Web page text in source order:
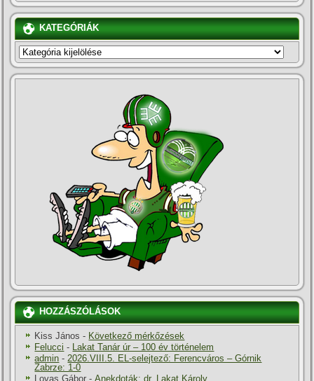
KATEGÓRIÁK
KATEGÓRIÁK
HOZZÁSZÓLÁSOK
Kiss János - Következő mérkőzések
Felucci - Lakat Tanár úr – 100 év történelem
admin -2026.VIII.5. EL-selejtező: Ferencváros – Górnik
Zabrze: 1-0
Lovas Gábor -Anekdoták: dr. Lakat Károly